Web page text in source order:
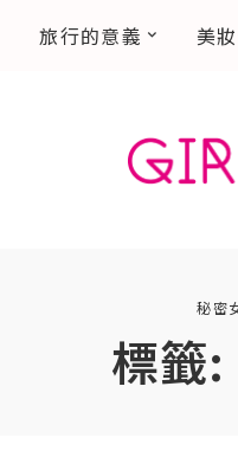
旅行的意義 美
秘密
標籤: